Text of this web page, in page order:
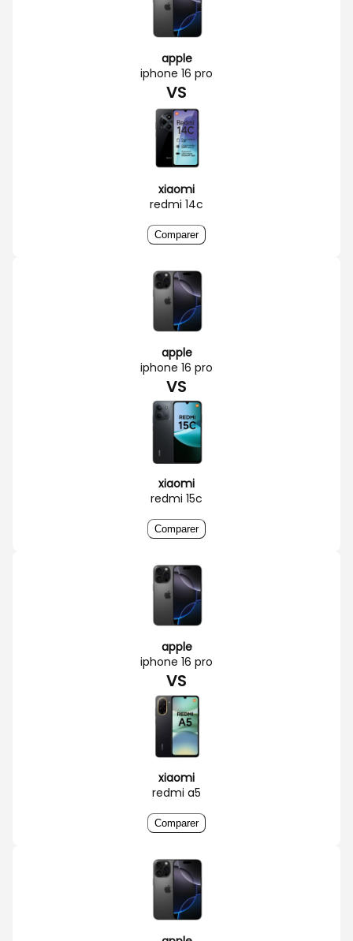
apple
iphone 16 pro
VS
xiaomi
redmi 14c
Comparer
apple
iphone 16 pro
VS
xiaomi
redmi 15c
Comparer
apple
iphone 16 pro
VS
xiaomi
redmi a5
Comparer